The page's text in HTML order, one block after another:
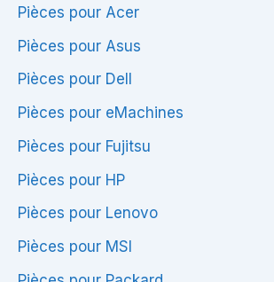
Pièces pour Acer
Pièces pour Asus
Pièces pour Dell
Pièces pour eMachines
Pièces pour Fujitsu
Pièces pour HP
Pièces pour Lenovo
Pièces pour MSI